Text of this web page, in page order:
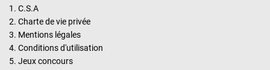
1. C.S.A
2. Charte de vie privée
3. Mentions légales
4. Conditions d'utilisation
5. Jeux concours